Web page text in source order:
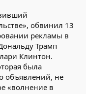
обвинил 13
рекламы в
Трамп
Клинтон.
была
объявлений, не
«волнение в